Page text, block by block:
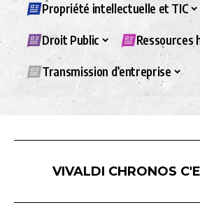
Propriété intellectuelle et TIC
Droit Public Ressources
Transmission d’entreprise
VIVALDI CHRONOS